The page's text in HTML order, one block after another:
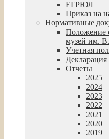
ЕГРЮЛ
Приказ на
Нормативные
Положение
музей им.
Учетная
Отчеты
2025
2024
2023
2022
2021
2020
2019